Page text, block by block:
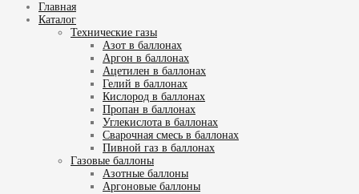
Главная
Каталог
Технические газы
Азот в баллонах
Аргон в баллонах
Ацетилен в баллонах
Гелий в баллонах
Кислород в баллонах
Пропан в баллонах
Углекислота в баллонах
Сварочная смесь в баллонах
Пивной газ в баллонах
Газовые баллоны
Азотные баллоны
Аргоновые баллоны